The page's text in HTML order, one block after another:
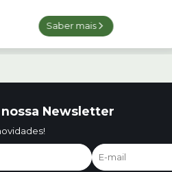
Saber mais
Newsletter